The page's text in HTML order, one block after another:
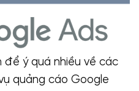
để ý quá nhiều về các
quảng cáo Google